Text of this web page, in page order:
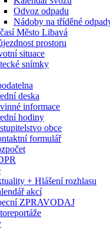
Odvoz odpadu
Nádoby na tříděné
Město Libavá
prostoru
situace
snímky
deska
informace
hodiny
obce
formulář
+ Hlášení rozhlasu
akcí
ZPRAVODAJ